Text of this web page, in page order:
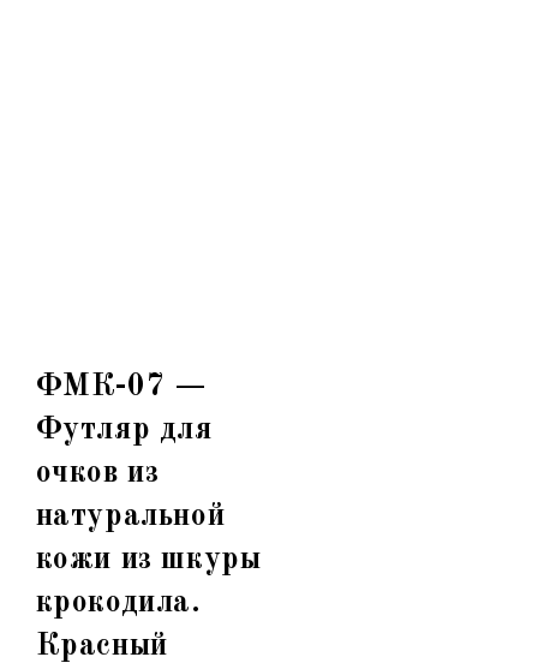
ФМК-07 —
Футляр для
очков из
натуральной
кожи из шкуры
крокодила.
Красный